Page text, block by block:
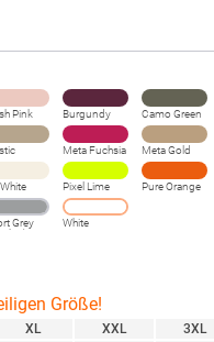
Pink Burgundy Camo Green
Meta Fuchsia Meta Gold
Pixel Lime Pure Orange
Grey
White
Größe!
XL
XXL
3XL